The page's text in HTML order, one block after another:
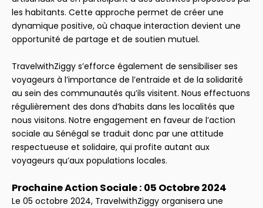
les habitants. Cette approche permet de créer une
dynamique positive, où chaque interaction devient une
opportunité de partage et de soutien mutuel.
TravelwithZiggy s’efforce également de sensibiliser ses
voyageurs à l’importance de l’entraide et de la solidarité
au sein des communautés qu’ils visitent. Nous effectuons
régulièrement des dons d’habits dans les localités que
nous visitons. Notre engagement en faveur de l’action
sociale au Sénégal se traduit donc par une attitude
respectueuse et solidaire, qui profite autant aux
voyageurs qu’aux populations locales.
Prochaine Action Sociale : 05 Octobre 2024
Le 05 octobre 2024, TravelwithZiggy organisera une